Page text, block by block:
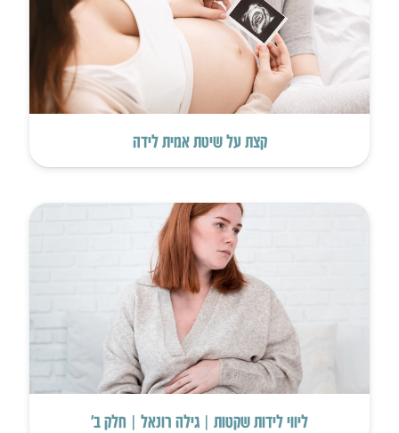
קצת על שיטת אמית לידה
ליווי לידות שקטות | גילה רונאל | חלק ב’